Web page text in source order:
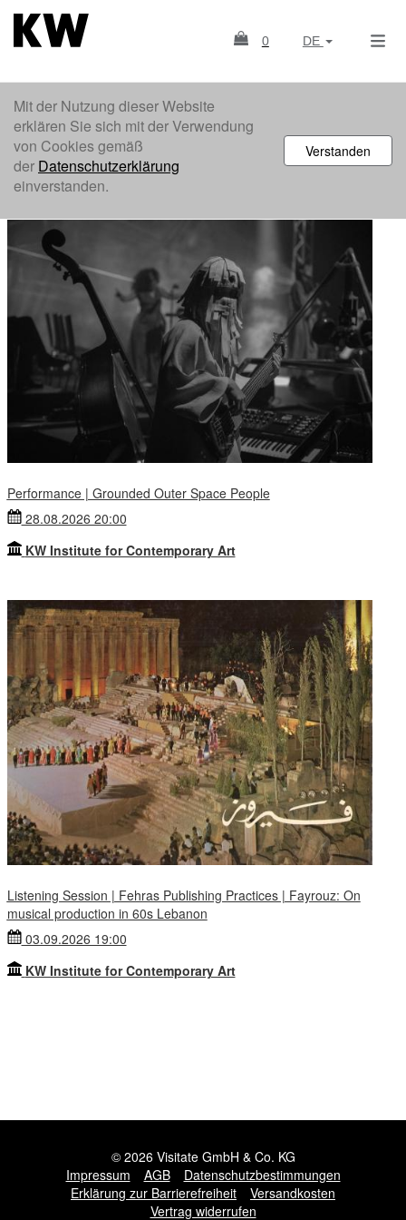
0 DE
Mit der Nutzung dieser Website
erklären Sie sich mit der Verwendung
von Cookies gemäß
der Datenschutzerklärung
einverstanden.
Verstanden
Performance | Grounded Outer Space People
28.08.2026 20:00
KW Institute for Contemporary Art
Listening Session | Fehras Publishing Practices | Fayrouz: On
musical production in 60s Lebanon
03.09.2026 19:00
KW Institute for Contemporary Art
© 2026 Visitate GmbH & Co. KG
Impressum
AGB
Datenschutzbestimmungen
Erklärung zur Barrierefreiheit
Versandkosten
Vertrag widerrufen